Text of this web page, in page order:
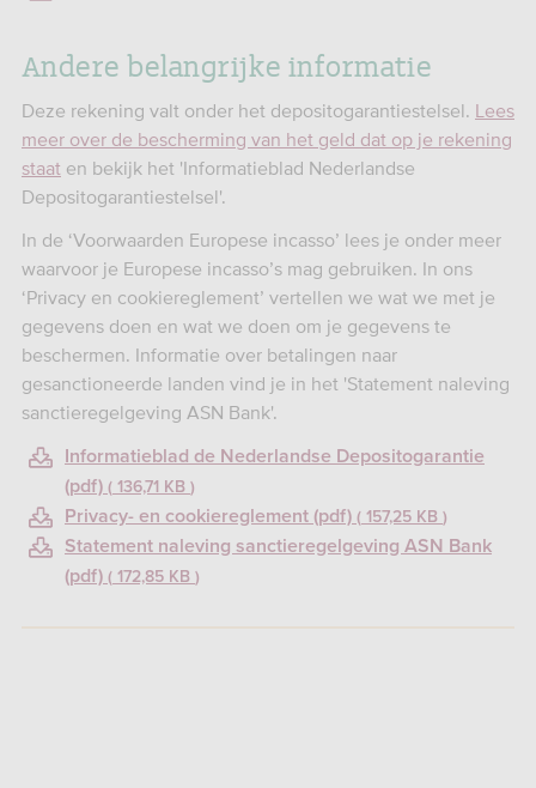
Andere belangrijke informatie
Deze rekening valt onder het depositogarantiestelsel. Lees
meer over de bescherming van het geld dat op je rekening
staat en bekijk het 'Informatieblad Nederlandse
Depositogarantiestelsel'.
In de ‘Voorwaarden Europese incasso’ lees je onder meer
waarvoor je Europese incasso’s mag gebruiken. In ons
‘Privacy en cookiereglement’ vertellen we wat we met je
gegevens doen en wat we doen om je gegevens te
beschermen. Informatie over betalingen naar
gesanctioneerde landen vind je in het 'Statement naleving
sanctieregelgeving ASN Bank'.
Informatieblad de Nederlandse Depositogarantie
(pdf)
136,71 KB
Privacy- en cookiereglement (pdf) 157,25 KB
Statement naleving sanctieregelgeving ASN Bank
(pdf)
172,85 KB